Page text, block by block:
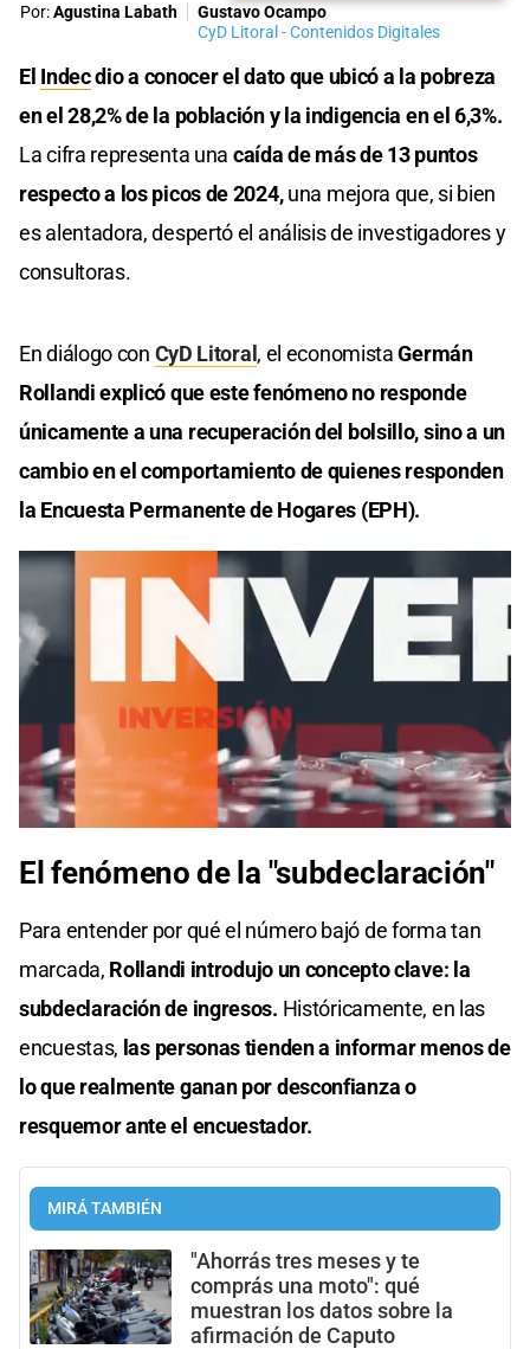
Por:Agustina Labath
Gustavo Ocampo
CyD Litoral - Contenidos Digitales
El Indecdio a conocer el dato que ubicó a la pobreza
en el 28,2% de la población y la indigencia en el 6,3%.
La cifra representa una caída de más de 13 puntos
respecto a los picos de 2024,una mejora que, si bien
es alentadora, despertó el análisis de investigadores y
consultoras.
En diálogo con CyD Litoral, el economistaGermán
Rollandi explicó que este fenómeno no responde
únicamente a una recuperación del bolsillo, sino a un
cambio en el comportamiento de quienes responden
la Encuesta Permanente de Hogares (EPH).
El fenómeno de la "subdeclaración"
Para entender por qué el número bajó de forma tan
marcada, Rollandi introdujo un concepto clave: la
subdeclaración de ingresos. Históricamente, en las
encuestas, las personas tienden a informar menos de
lo que realmente ganan por desconfianza o
resquemor ante el encuestador.
MIRÁ TAMBIÉN
"Ahorrás tres meses y te
comprás una moto": qué
muestran los datos sobre la
afirmación de Caputo